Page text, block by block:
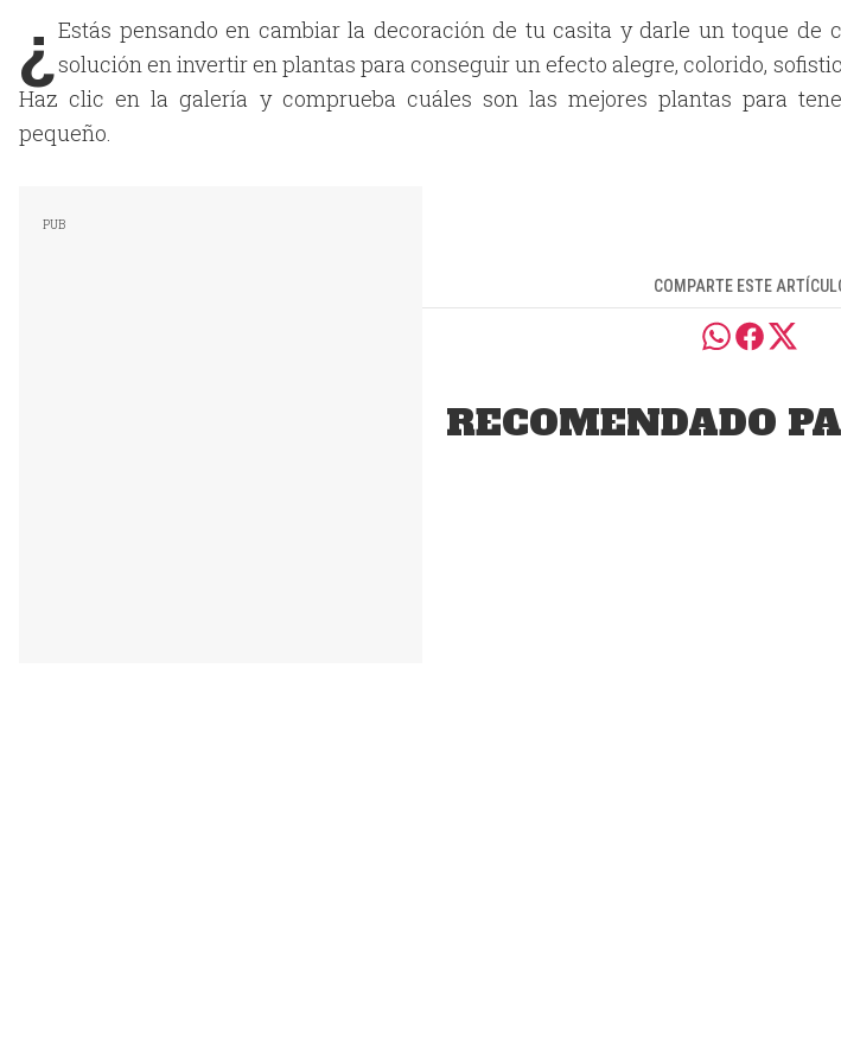
¿ Estás pensando en cambiar la decoración de tu casita y darle un toque de
solución en invertir en plantas para conseguir un efecto alegre, colorido,
Haz clic en la galería y comprueba cuáles son las mejores plantas para
pequeño.
COMPARTE ESTE
RECOMENDADO